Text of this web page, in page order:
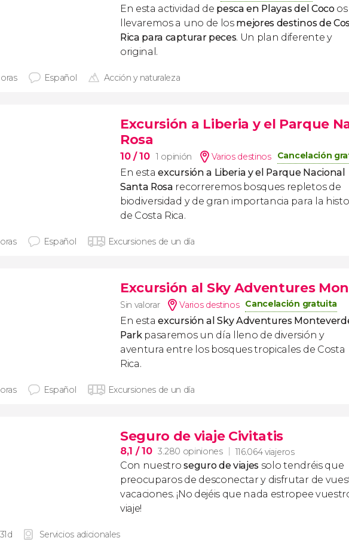
En esta actividad de pesca en Playas del Cocoos
llevaremos a uno de losmejores destinos de
Rica para capturar peces. Un plan diferente y
original.
Español Acción y naturaleza
Excursión a Liberia y el Parque
Rosa
10/ 10 1 opinión Varios destinos Cancelación
En estaexcursión a Liberia y el Parque Nacional
Santa Rosa recorreremos bosques repletos de
biodiversidad y de gran importancia para la
de Costa Rica.
Español Excursiones de un día
Excursión al Sky Adventures
Sin valorar Varios destinos Cancelación gratuita
En estaexcursión al Sky Adventures
Parkpasaremos un día lleno de diversión y
aventura entre los bosques tropicales de Costa
Rica.
Español Excursiones de un día
Seguro de viaje Civitatis
8,1 / 10 3.280 opiniones 116.064 viajeros
Con nuestroseguro de viajes solo tendréis que
preocuparos de desconectar y disfrutar de
vacaciones. ¡No dejéis que nada estropee
viaje!
Servicios adicionales